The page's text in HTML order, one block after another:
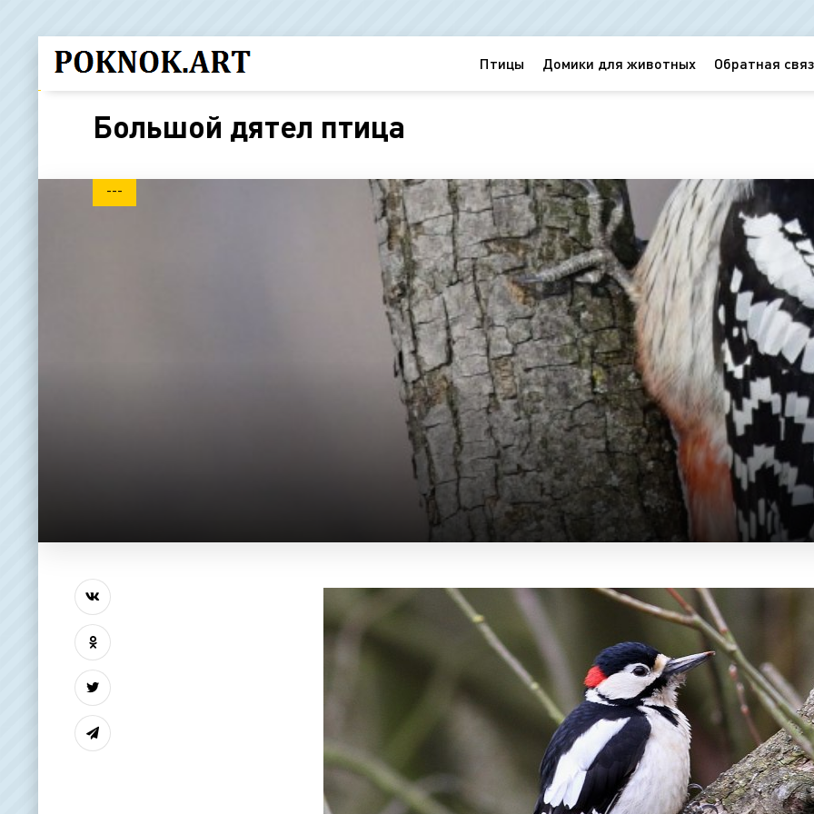
Птицы Домики для животных Обратная
Большой дятел птица
---